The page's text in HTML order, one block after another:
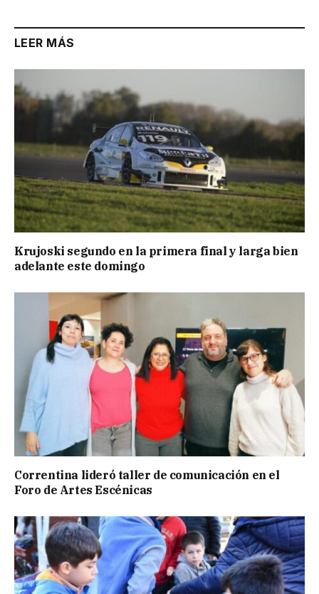
LEER MÁS
Krujoski segundo en la primera final y larga bien
adelante este domingo
Correntina lideró taller de comunicación en el
Foro de Artes Escénicas